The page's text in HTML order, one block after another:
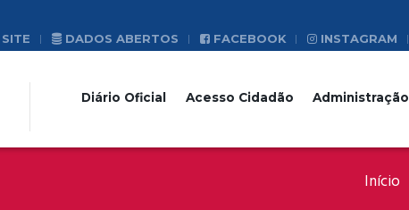
DADOS ABERTOS FACEBOOK INSTAGRAM
Diário Oficial Acesso Cidadão Administração
Início